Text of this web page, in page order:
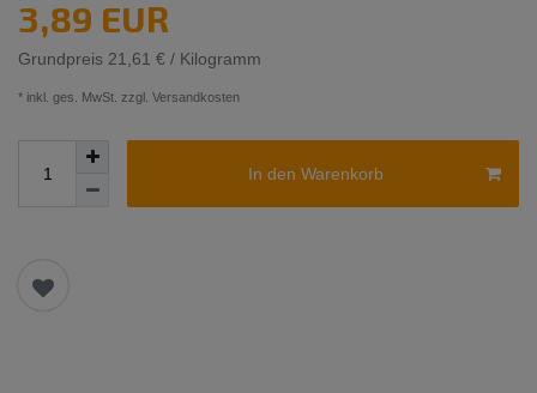
3,89 EUR
Grundpreis 21,61 € / Kilogramm
* inkl. ges. MwSt. zzgl. Versandkosten
In den Warenkorb